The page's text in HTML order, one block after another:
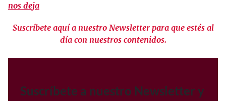
nos deja
Suscríbete aquí a nuestro Newsletter para que estés al
día con nuestros contenidos.
Suscríbete a nuestro Newsletter y